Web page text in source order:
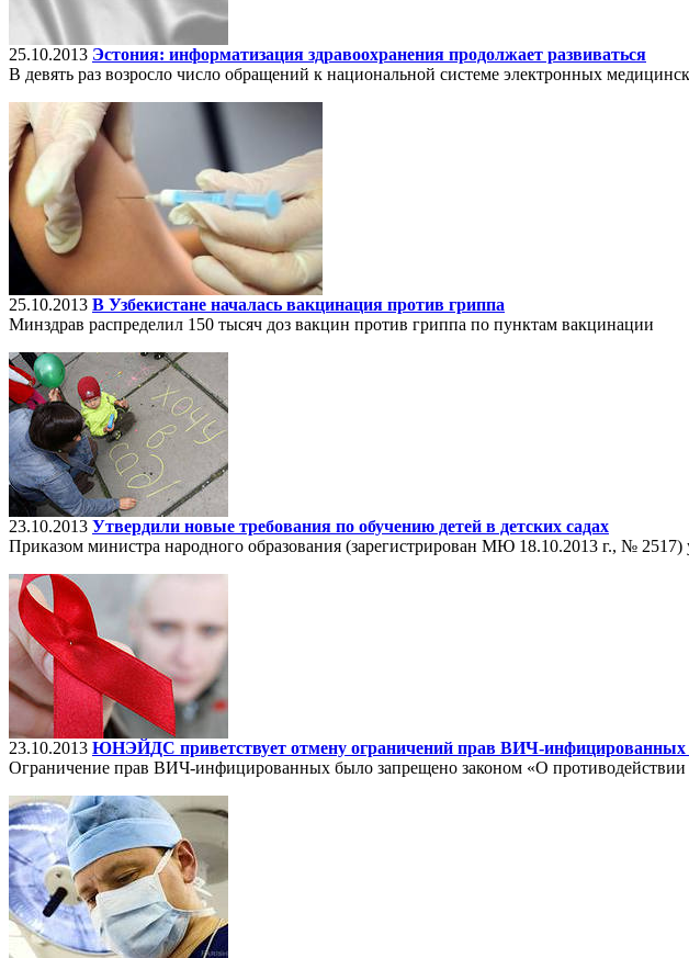
25.10.2013 Эстония: информатизация здравоохранения продолжает развиваться
В девять раз возросло число обращений к национальной системе электронных
25.10.2013 В Узбекистане началась вакцинация против гриппа
Минздрав распределил 150 тысяч доз вакцин против гриппа по пунктам вакцинации
23.10.2013 Утвердили новые требования по обучению детей в детских садах
Приказом министра народного образования (зарегистрирован МЮ 18.10.2013 г., №
23.10.2013 ЮНЭЙДС приветствует отмену ограничений прав ВИЧ-инфицированных
Ограничение прав ВИЧ-инфицированных было запрещено законом «О